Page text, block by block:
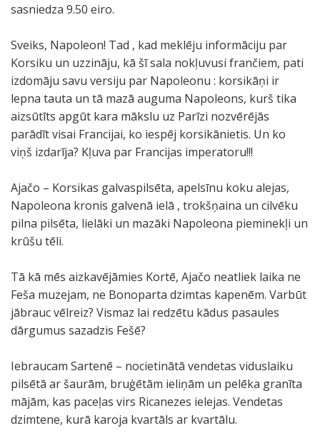
sasniedza 9.50 eiro.
Sveiks, Napoleon! Tad , kad meklēju informāciju par
Korsiku un uzzināju, kā šī sala nokļuvusi frančiem, pati
izdomāju savu versiju par Napoleonu : korsikāņi ir
lepna tauta un tā mazā auguma Napoleons, kurš tika
aizsūtīts apgūt kara mākslu uz Parīzi nozvērējās
parādīt visai Francijai, ko iespēj korsikānietis. Un ko
viņš izdarīja? Kļuva par Francijas imperatoru!!!
Ajačo – Korsikas galvaspilsēta, apelsīnu koku alejas,
Napoleona kronis galvenā ielā , trokšņaina un cilvēku
pilna pilsēta, lielāki un mazāki Napoleona pieminekļi un
krūšu tēli.
Tā kā mēs aizkavējāmies Kortē, Ajačo neatliek laika ne
Feša muzejam, ne Bonoparta dzimtas kapenēm. Varbūt
jābrauc vēlreiz? Vismaz lai redzētu kādus pasaules
dārgumus sazadzis Fešē?
Iebraucam Sartenē – nocietinātā vendetas viduslaiku
pilsētā ar šaurām, bruģētām ieliņām un pelēka granīta
mājām, kas paceļas virs Ricanezes ielejas. Vendetas
dzimtene, kurā karoja kvartāls ar kvartālu.